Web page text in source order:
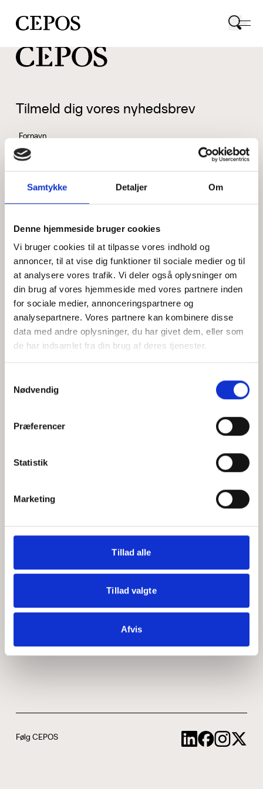
Samtykke Detaljer Om
Denne hjemmeside bruger cookies
Vi bruger cookies til at tilpasse vores indhold og
annoncer, til at vise dig funktioner til sociale medier og til
at analysere vores trafik. Vi deler også oplysninger om
din brug af vores hjemmeside med vores partnere inden
for sociale medier, annonceringspartnere og
analysepartnere. Vores partnere kan kombinere disse
data med andre oplysninger, du har givet dem, eller som
de har indsamlet fra din brug af deres tjenester.
Nødvendig
Præferencer
Statistik
Marketing
Tillad alle
Tillad valgte
Afvis
CEPOS logo
Tilmeld dig vores nyhedsbrev
Fornavn
Efternavn
Jeg accepterer behandlingen af mine personoplysninger i
henhold tilprivatlivspolitikken
Hvem er CEPOS
Medarbejdere
ABCepos
Podcast
Følg CEPOS